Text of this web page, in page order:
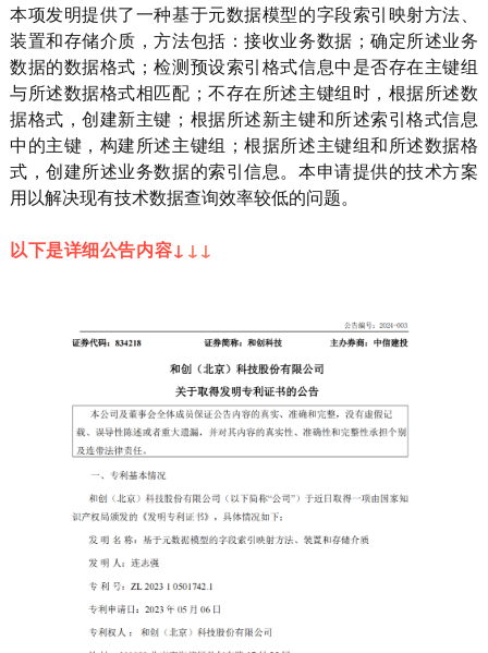
本项发明提供了一种基于元数据模型的字段索引映射方法、
装置和存储介质，方法包括：接收业务数据；确定所述业务
数据的数据格式；检测预设索引格式信息中是否存在主键组
与所述数据格式相匹配；不存在所述主键组时，根据所述数
据格式，创建新主键；根据所述新主键和所述索引格式信息
中的主键，构建所述主键组；根据所述主键组和所述数据格
式，创建所述业务数据的索引信息。本申请提供的技术方案
用以解决现有技术数据查询效率较低的问题。
以下是详细公告内容↓ ↓↓